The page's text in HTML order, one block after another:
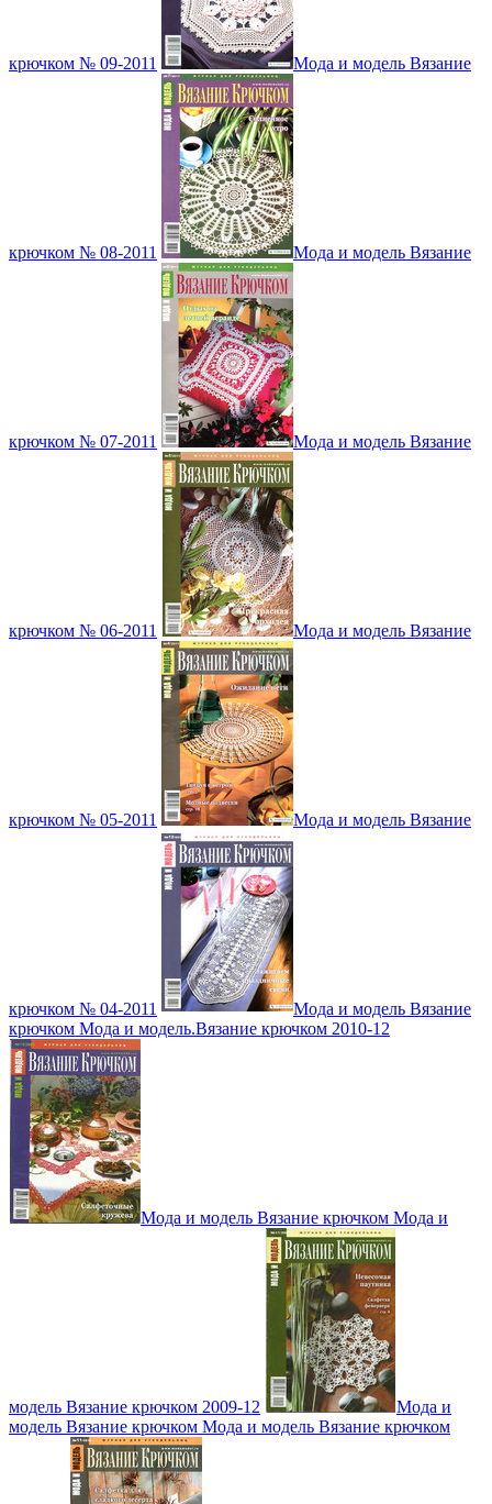
крючком № 09-2011 Мода и модель Вязание
крючком № 08-2011 Мода и модель Вязание
крючком № 07-2011 Мода и модель Вязание
крючком № 06-2011 Мода и модель Вязание
крючком № 05-2011 Мода и модель Вязание
крючком № 04-2011
Мода и модель Вязание
крючком Мода и модель.Вязание крючком 2010-12
Мода и модель Вязание крючком Мода и
модель Вязание крючком 2009-12
Мода и
модель Вязание крючком Мода и модель Вязание крючком